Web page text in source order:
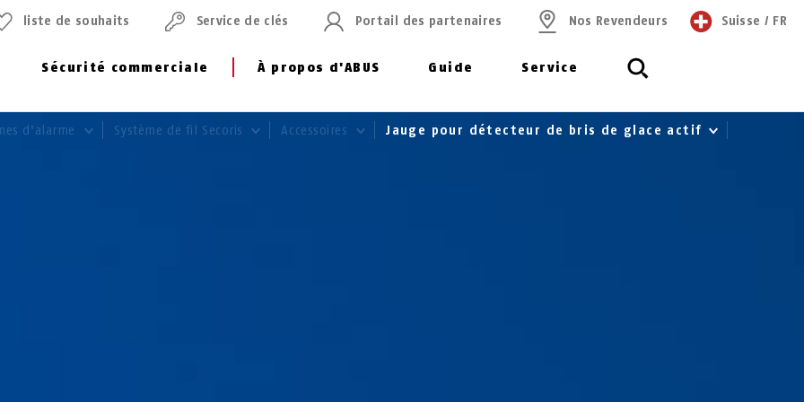
Sécurité commerciale À propos d'ABUS Guide Service
liste de souhaits Service de clés Portail des partenaires Nos Revendeurs Suisse / FR
d'alarme Système de fil Secoris Accessoires Jauge pour détecteur de bris de glace actif